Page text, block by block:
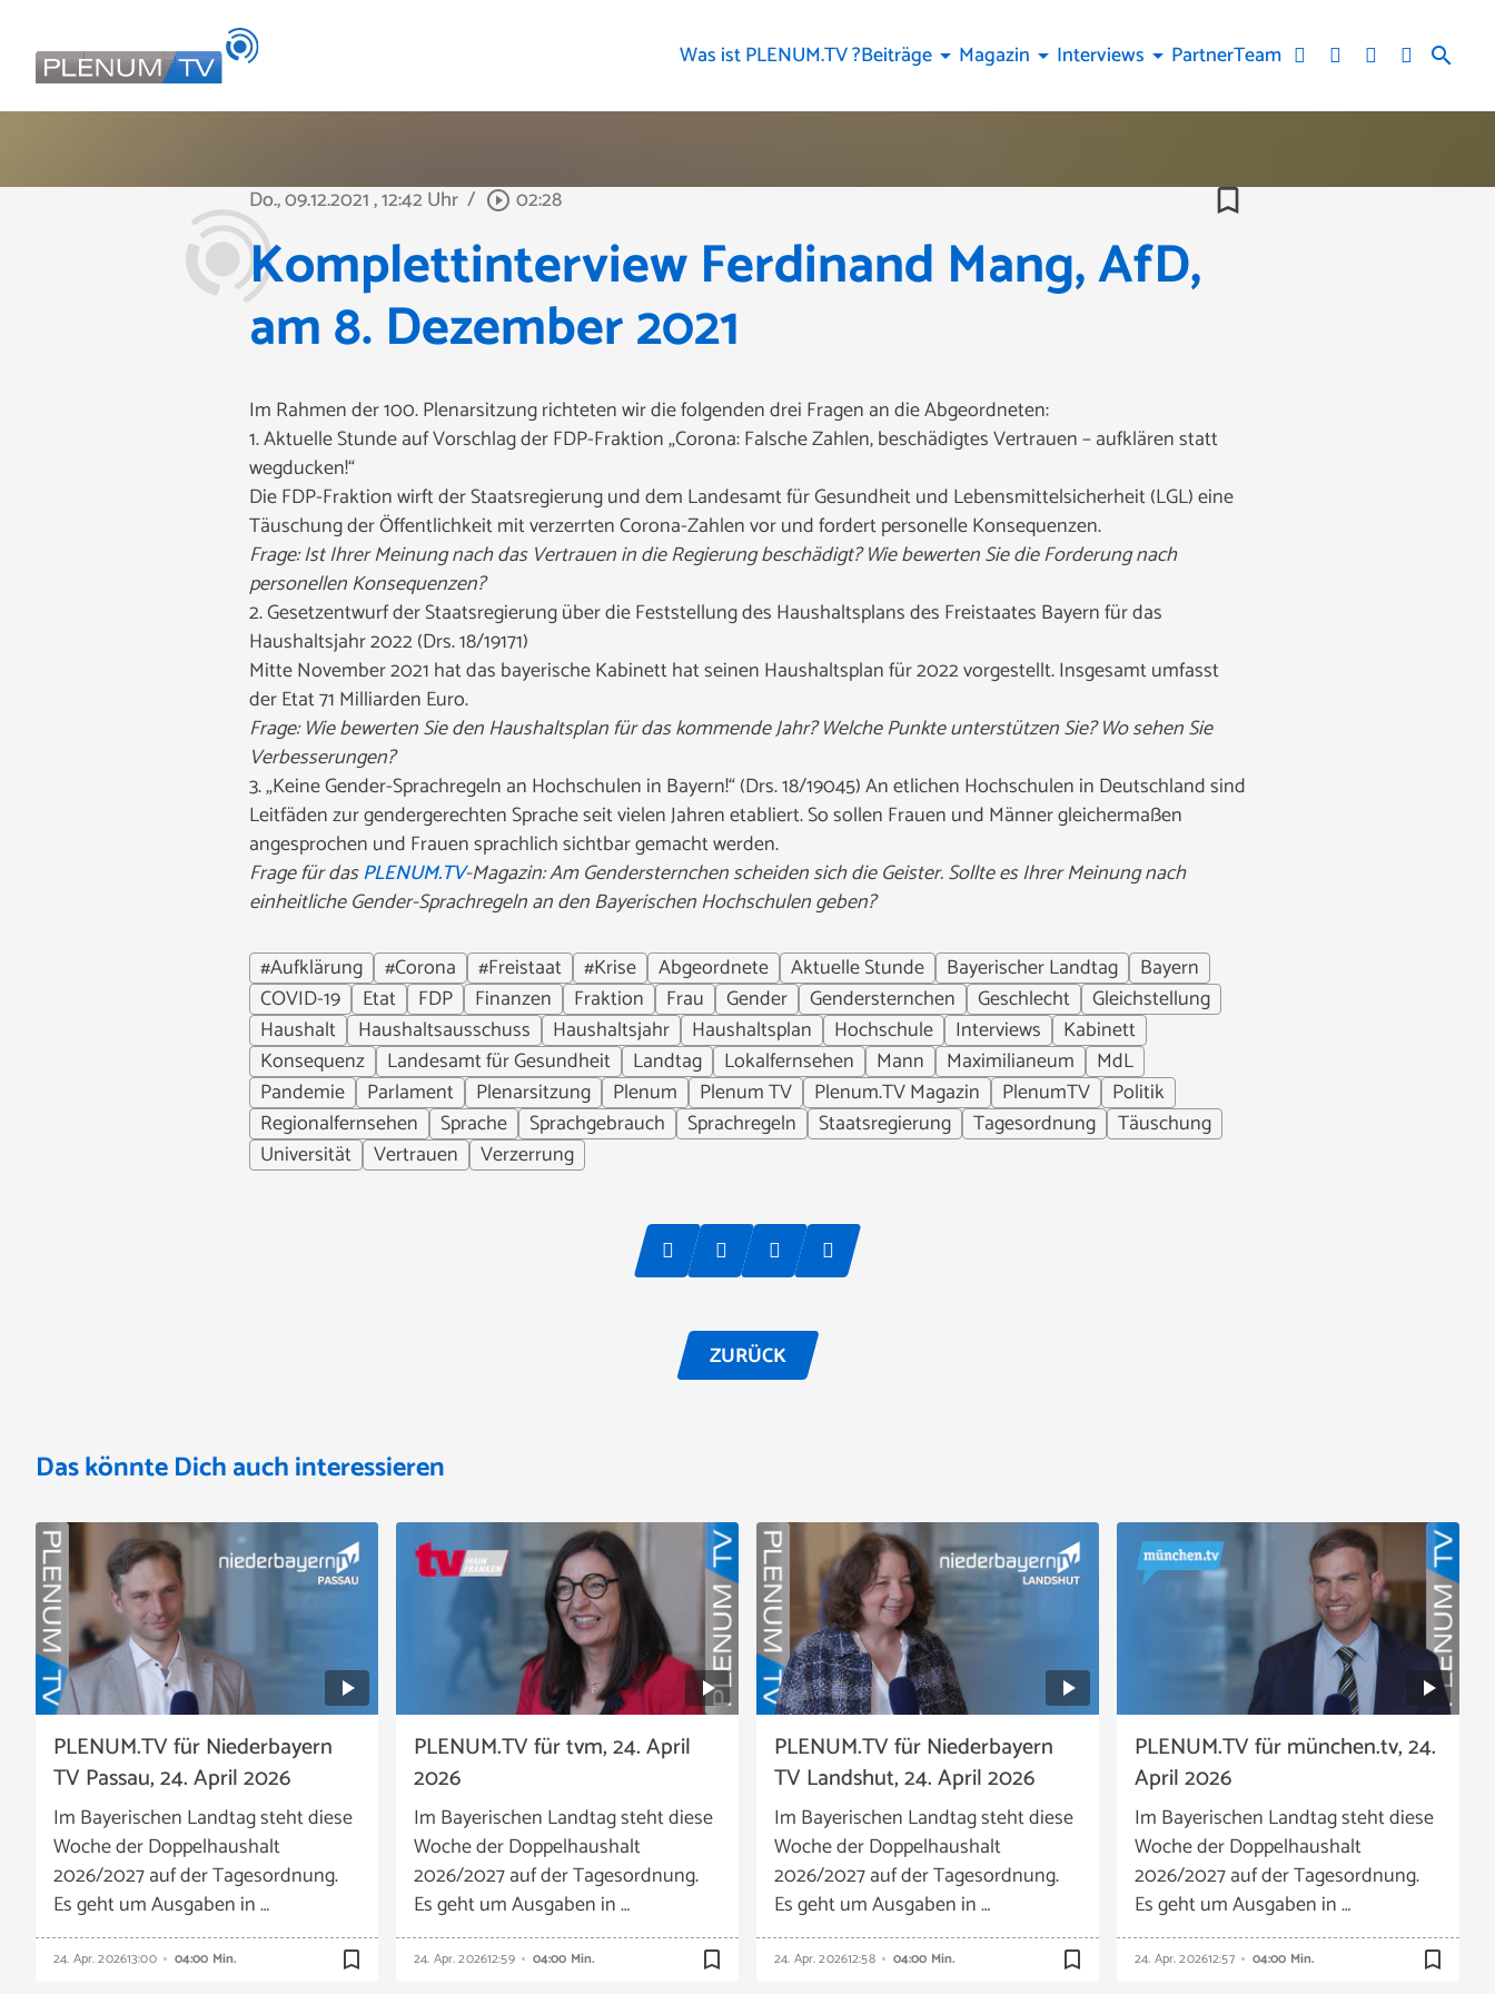
search
Was ist PLENUM.TV ?Beiträge arrow_drop_down Magazin arrow_drop_down Interviews arrow_drop_down PartnerTeam
Do., 09.12.2021, 12:42 Uhr / play_circle_outline 02:28 bookmark_border
Komplettinterview Ferdinand Mang, AfD,
am 8. Dezember 2021
Im Rahmen der 100. Plenarsitzung richteten wir die folgenden drei Fragen an die Abgeordneten:
1. Aktuelle Stunde auf Vorschlag der FDP-Fraktion „Corona: Falsche Zahlen, beschädigtes Vertrauen – aufklären statt
wegducken!“
Die FDP-Fraktion wirft der Staatsregierung und dem Landesamt für Gesundheit und Lebensmittelsicherheit (LGL) eine
Täuschung der Öffentlichkeit mit verzerrten Corona-Zahlen vor und fordert personelle Konsequenzen.
Frage: Ist Ihrer Meinung nach das Vertrauen in die Regierung beschädigt? Wie bewerten Sie die Forderung nach
personellen Konsequenzen?
2. Gesetzentwurf der Staatsregierung über die Feststellung des Haushaltsplans des Freistaates Bayern für das
Haushaltsjahr 2022 (Drs. 18/19171)
Mitte November 2021 hat das bayerische Kabinett hat seinen Haushaltsplan für 2022 vorgestellt. Insgesamt umfasst
der Etat 71 Milliarden Euro.
Frage: Wie bewerten Sie den Haushaltsplan für das kommende Jahr? Welche Punkte unterstützen Sie? Wo sehen Sie
Verbesserungen?
3. „Keine Gender-Sprachregeln an Hochschulen in Bayern!“ (Drs. 18/19045) An etlichen Hochschulen in Deutschland sind
Leitfäden zur gendergerechten Sprache seit vielen Jahren etabliert. So sollen Frauen und Männer gleichermaßen
angesprochen und Frauen sprachlich sichtbar gemacht werden.
Frage für dasPLENUM.TV-Magazin: Am Gendersternchen scheiden sich die Geister. Sollte es Ihrer Meinung nach
einheitliche Gender-Sprachregeln an den Bayerischen Hochschulen geben?
#Aufklärung
#Corona #Freistaat #Krise Abgeordnete Aktuelle Stunde Bayerischer Landtag
Bayern
COVID-19
Etat FDP Finanzen Fraktion Frau Gender Gendersternchen Geschlecht
Gleichstellung
Haushalt
Haushaltsausschuss Haushaltsjahr Haushaltsplan Hochschule Interviews
Kabinett
Konsequenz
Landesamt für Gesundheit Landtag Lokalfernsehen Mann Maximilianeum
MdL
Pandemie
Parlament Plenarsitzung Plenum Plenum TV Plenum.TV Magazin PlenumTV
Politik
Regionalfernsehen
Sprache Sprachgebrauch Sprachregeln Staatsregierung Tagesordnung
Täuschung
Universität
Vertrauen Verzerrung
ZURÜCK
Das könnte Dich auch interessieren
PLENUM.TV für Niederbayern
TV Passau, 24. April 2026
Im Bayerischen Landtag steht diese
Woche der Doppelhaushalt
2026/2027 auf der Tagesordnung.
Es geht um Ausgaben in …
24. Apr. 202613:00 04:00 Min. bookmark_border
PLENUM.TV für tvm, 24. April
2026
Im Bayerischen Landtag steht diese
Woche der Doppelhaushalt
2026/2027 auf der Tagesordnung.
Es geht um Ausgaben in …
24. Apr. 202612:59 04:00 Min. bookmark_border
PLENUM.TV für Niederbayern
TV Landshut, 24. April 2026
Im Bayerischen Landtag steht diese
Woche der Doppelhaushalt
2026/2027 auf der Tagesordnung.
Es geht um Ausgaben in …
24. Apr. 202612:58 04:00 Min. bookmark_border
PLENUM.TV für münchen.tv, 24.
April 2026
Im Bayerischen Landtag steht diese
Woche der Doppelhaushalt
2026/2027 auf der Tagesordnung.
Es geht um Ausgaben in …
24. Apr. 202612:57 04:00 Min. bookmark_border